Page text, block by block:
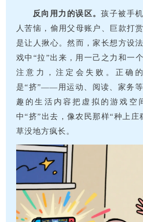
反向用力的误区。孩子被手
人苦恼，偷用父母账户、巨款打
是让人揪心。然而，家长想方设
戏中“拉”出来，用一己之力和一
注意力，注定会失败。正确
是“挤”——用运动、阅读、家务
趣的生活内容把虚拟的游戏空
中“挤”出去，像农民那样“种上庄
草没地方疯长。